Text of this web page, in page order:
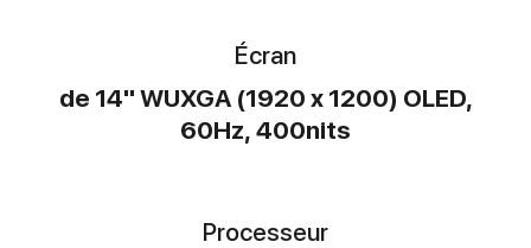
Écran
de 14" WUXGA (1920 x 1200) OLED,
60Hz, 400nits
Processeur